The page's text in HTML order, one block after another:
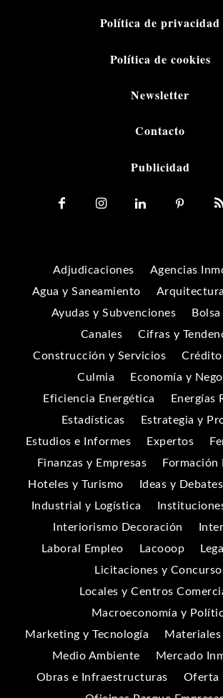
Política de privacidad
Política de cookies
Newsletter
Contacto
Publicidad
Adjudicaciones
Agencias
Agua y Saneamiento
Ayudas y Subvenciones
Canales
Cifras y
Construcción y Servicios
Culmia
Economía y
Eficiencia Energética
Energías
Estadísticas
Estrategia y
Estudios e Informes
Expertos
Finanzas y Empresas
Hoteles y Turismo
Ideas y Debates
Industrial y Logística
Interiorismo Decoración
Laboral Empleo
Lacooop
Licitaciones y
Locales y Centros
Macroeconomía y
Marketing y Tecnología
Medio Ambiente
Mercado
Obras e Infraestructuras
Oferta